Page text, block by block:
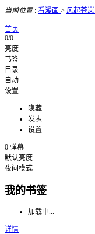
当前位置: 看漫画 > 风起苍岚
首页
0/0
亮度
书签
目录
自动
设置
隐藏
发表
设置
0 弹幕
默认亮度
夜间模式
我的书签
加载中...
详情